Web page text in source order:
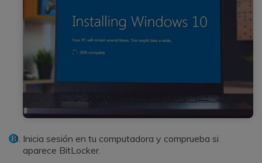
Inicia sesión en tu computadora y comprueba si
aparece BitLocker.